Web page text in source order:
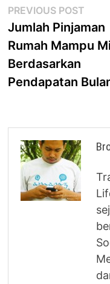
Post
navigation
PREVIOUS POST
post:
Jumlah Pinjaman
Rumah Mampu
Berdasarkan
Pendapatan